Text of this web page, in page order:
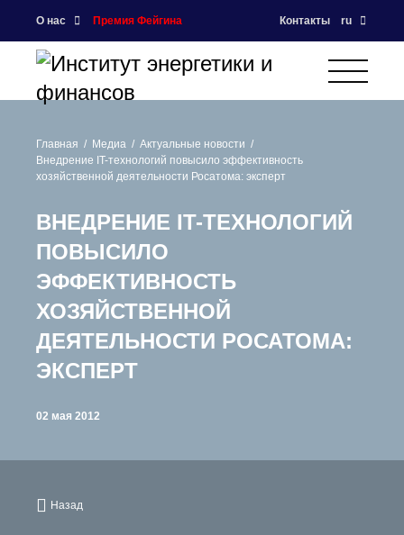
О нас Премия Фейгина Контакты ru
Главная Медиа
Актуальные новости
Внедрение IT-технологий повысило эффективность
хозяйственной деятельности Росатома: эксперт
ВНЕДРЕНИЕ IT-ТЕХНОЛОГИЙ
ПОВЫСИЛО
ЭФФЕКТИВНОСТЬ
ХОЗЯЙСТВЕННОЙ
ДЕЯТЕЛЬНОСТИ РОСАТОМА:
ЭКСПЕРТ
02 мая 2012
Назад